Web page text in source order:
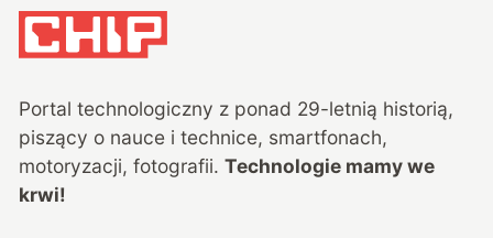
Portal technologiczny z ponad 29-letnią historią,
piszący o nauce i technice, smartfonach,
motoryzacji, fotografii. Technologie mamy we
krwi!